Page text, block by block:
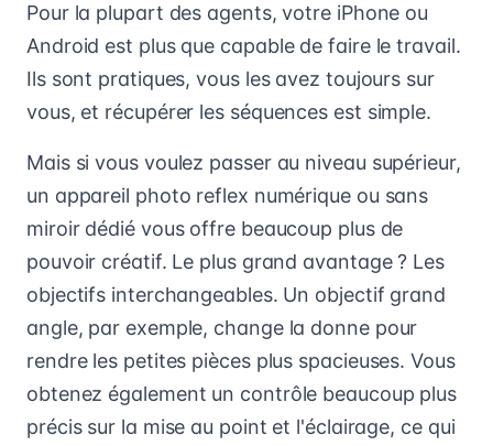
Pour la plupart des agents, votre iPhone ou
Android est plus que capable de faire le travail.
Ils sont pratiques, vous les avez toujours sur
vous, et récupérer les séquences est simple.
Mais si vous voulez passer au niveau supérieur,
un appareil photo reflex numérique ou sans
miroir dédié vous offre beaucoup plus de
pouvoir créatif. Le plus grand avantage ? Les
objectifs interchangeables. Un objectif grand
angle, par exemple, change la donne pour
rendre les petites pièces plus spacieuses. Vous
obtenez également un contrôle beaucoup plus
précis sur la mise au point et l'éclairage, ce qui